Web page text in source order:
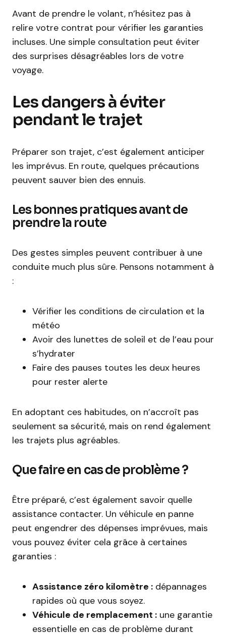
Avant de prendre le volant, n’hésitez pas à
relire votre contrat pour vérifier les garanties
incluses. Une simple consultation peut éviter
des surprises désagréables lors de votre
voyage.
Les dangers à éviter
pendant le trajet
Préparer son trajet, c’est également anticiper
les imprévus. En route, quelques précautions
peuvent sauver bien des ennuis.
Les bonnes pratiques avant de
prendre la route
Des gestes simples peuvent contribuer à une
conduite much plus sûre. Pensons notamment à
:
Vérifier les conditions de circulation et la
météo
Avoir des lunettes de soleil et de l’eau pour
s’hydrater
Faire des pauses toutes les deux heures
pour rester alerte
En adoptant ces habitudes, on n’accroît pas
seulement sa sécurité, mais on rend également
les trajets plus agréables.
Que faire en cas de problème ?
Être préparé, c’est également savoir quelle
assistance contacter. Un véhicule en panne
peut engendrer des dépenses imprévues, mais
vous pouvez éviter cela grâce à certaines
garanties :
Assistance zéro kilomètre : dépannages
rapides où que vous soyez.
Véhicule de remplacement : une garantie
essentielle en cas de problème durant